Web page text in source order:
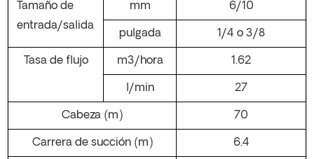
Tamaño de
entrada/salida
mm 6/10
pulgada 1/4 o 3/8
Tasa de flujo m3/hora 1.62
l/min 27
Cabeza (m) 70
Carrera de succión (m) 6.4